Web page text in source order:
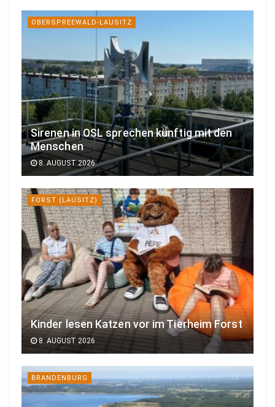
OBERSPREEWALD-LAUSITZ
Sirenen in OSL sprechen künftig mit den
Menschen
8. AUGUST 2026
FORST (LAUSITZ)
Kinder lesen Katzen vor im Tierheim Forst
8. AUGUST 2026
BRANDENBURG